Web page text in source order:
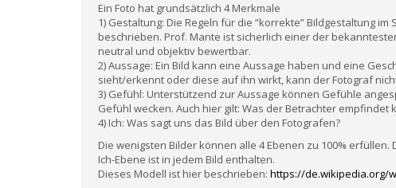
Ein Foto hat grundsätzlich 4 Merkmale
1) Gestaltung: Die Regeln für die “korrekte” Bildgestaltung
beschrieben. Prof. Mante ist sicherlich einer der
neutral und objektiv bewertbar.
2) Aussage: Ein Bild kann eine Aussage haben und eine
sieht/erkennt oder diese auf ihn wirkt, kann der Fotograf
3) Gefühl: Unterstützend zur Aussage können Gefühle
Gefühl wecken. Auch hier gilt: Was der Betrachter
4) Ich: Was sagt uns das Bild über den Fotografen?
Die wenigsten Bilder können alle 4 Ebenen zu 100%
Ich-Ebene ist in jedem Bild enthalten.
Dieses Modell ist hier beschrieben: https://de.wikipedia.org/